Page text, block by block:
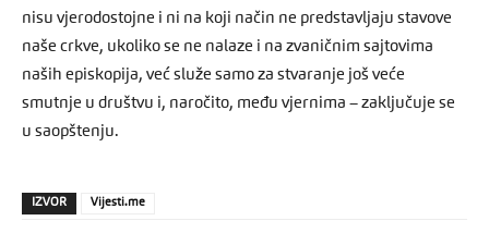
nisu vjerodostojne i ni na koji način ne predstavljaju stavove
naše crkve, ukoliko se ne nalaze i na zvaničnim sajtovima
naših episkopija, već služe samo za stvaranje još veće
smutnje u društvu i, naročito, među vjernima – zaključuje se
u saopštenju.
IZVOR Vijesti.me